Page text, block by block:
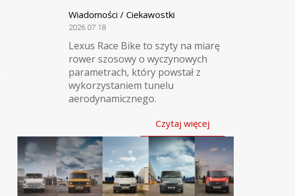
Wiadomości / Ciekawostki
2026.07.18
Lexus Race Bike to szyty na miarę
rower szosowy o wyczynowych
parametrach, który powstał z
wykorzystaniem tunelu
aerodynamicznego.
Czytaj więcej